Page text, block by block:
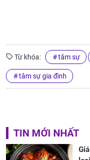
Từ khóa: tâm sự
tâm sự gia đình
TIN MỚI NHẤT